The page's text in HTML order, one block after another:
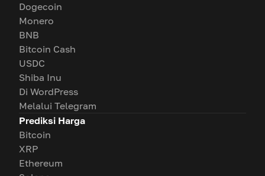
Dogecoin
Monero
BNB
Bitcoin Cash
USDC
Shiba Inu
Di WordPress
Melalui Telegram
Prediksi Harga
Bitcoin
XRP
Ethereum